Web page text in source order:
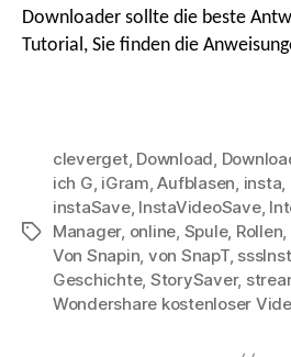
mDownloader sollte die beste
Tutorial, Sie finden die
Stichworte
cleverget, Download,
ich G, iGram,Aufblasen, insta,
instaSave, InstaVideoSave,
Manager, online, Spule, Rollen,
Von Snapin, von SnapT,
Geschichte, StorySaver,
Wondershare kostenloser